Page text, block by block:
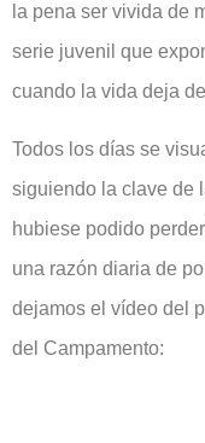
la pena ser vivida de
serie juvenil que
cuando la vida deja
Todos los días se
siguiendo la clave de
hubiese podido
una razón diaria de
dejamos el vídeo del
del Campamento: